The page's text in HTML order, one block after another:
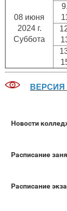
Новости
Расписание
Расписание
08 июня
2024 г.
Суббота